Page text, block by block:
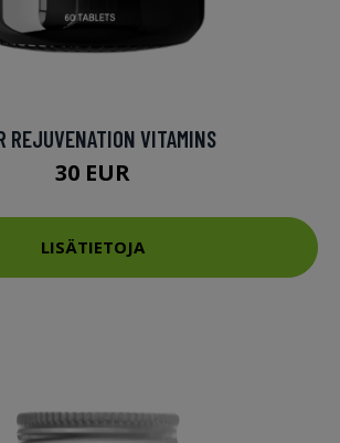
REJUVENATION VITAMINS
30 EUR
LISÄTIETOJA